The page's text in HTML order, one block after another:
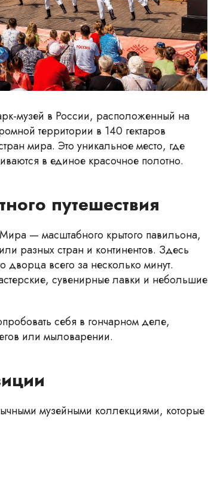
музей в России, расположенный на
территории в 140 гектаров
мира. Это уникальное место, где
в единое красочное полотно.
путешествия
— масштабного крытого павильона,
разных стран и континентов. Здесь
дворца всего за несколько минут.
сувенирные лавки и небольшие
себя в гончарном деле,
или мыловарении.
музейными коллекциями, которые